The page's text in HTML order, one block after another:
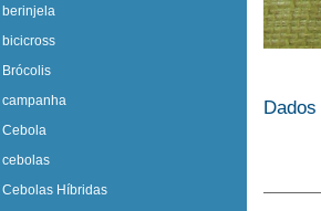
berinjela
bicicross
Brócolis
campanha
Cebola
cebolas
Cebolas Híbridas